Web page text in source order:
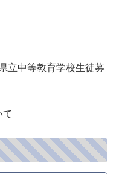
立中等教育学校生徒募
て